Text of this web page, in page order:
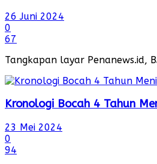
26 Juni 2024
0
67
Tangkapan layar Penanews.id,
Kronologi Bocah 4 Tahun
23 Mei 2024
0
94